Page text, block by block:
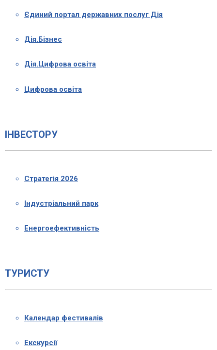
Єдиний портал державних послуг Дія
Дія.Бізнес
Дія.Цифрова освіта
Цифрова освіта
ІНВЕСТОРУ
Стратегія 2026
Індустріальний парк
Енергоефективність
ТУРИСТУ
Календар фестивалів
Екскурсії